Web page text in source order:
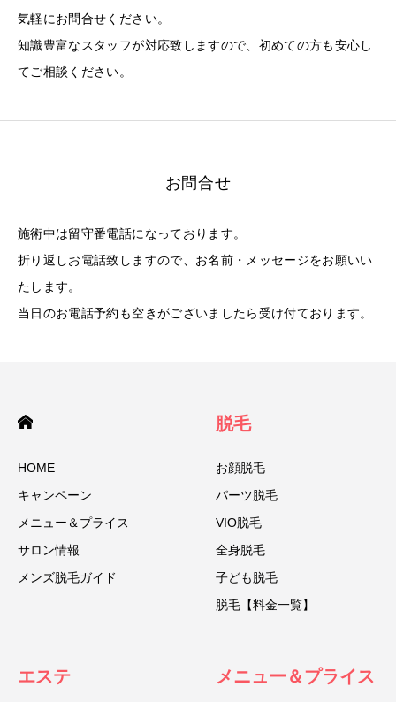
気軽にお問合せください。
知識豊富なスタッフが対応致しますので、初めての方も安心し
てご相談ください。
お問合せ
施術中は留守番電話になっております。
折り返しお電話致しますので、お名前・メッセージをお願いい
たします。
当日のお電話予約も空きがございましたら受け付ております。
HOME
キャンペーン
メニュー＆プライス
サロン情報
メンズ脱毛ガイド
脱毛
お顔脱毛
パーツ脱毛
VIO脱毛
全身脱毛
子ども脱毛
脱毛【料金一覧】
エステ メニュー＆プライス